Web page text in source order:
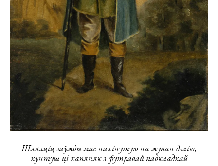
Шляхціц заўжды мае накінутую на жупан дэлію,
кунтуш ці капяняк з футравай падкладкай